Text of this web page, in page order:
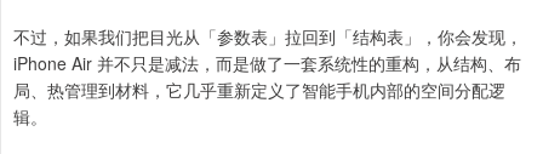
不过，如果我们把目光从「参数表」拉回到「结构表」，你会发现，
iPhone Air 并不只是减法，而是做了一套系统性的重构，从结构、布
局、热管理到材料，它几乎重新定义了智能手机内部的空间分配逻
辑。